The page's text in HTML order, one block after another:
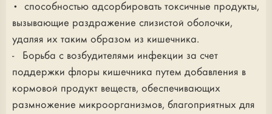
• способностью адсорбировать токсичные продукты,
вызывающие раздражение слизистой оболочки,
удаляя их таким образом из кишечника.
- Борьба с возбудителями инфекции за счет
поддержки флоры кишечника путем добавления в
кормовой продукт веществ, обеспечивающих
размножение микроорганизмов, благоприятных для